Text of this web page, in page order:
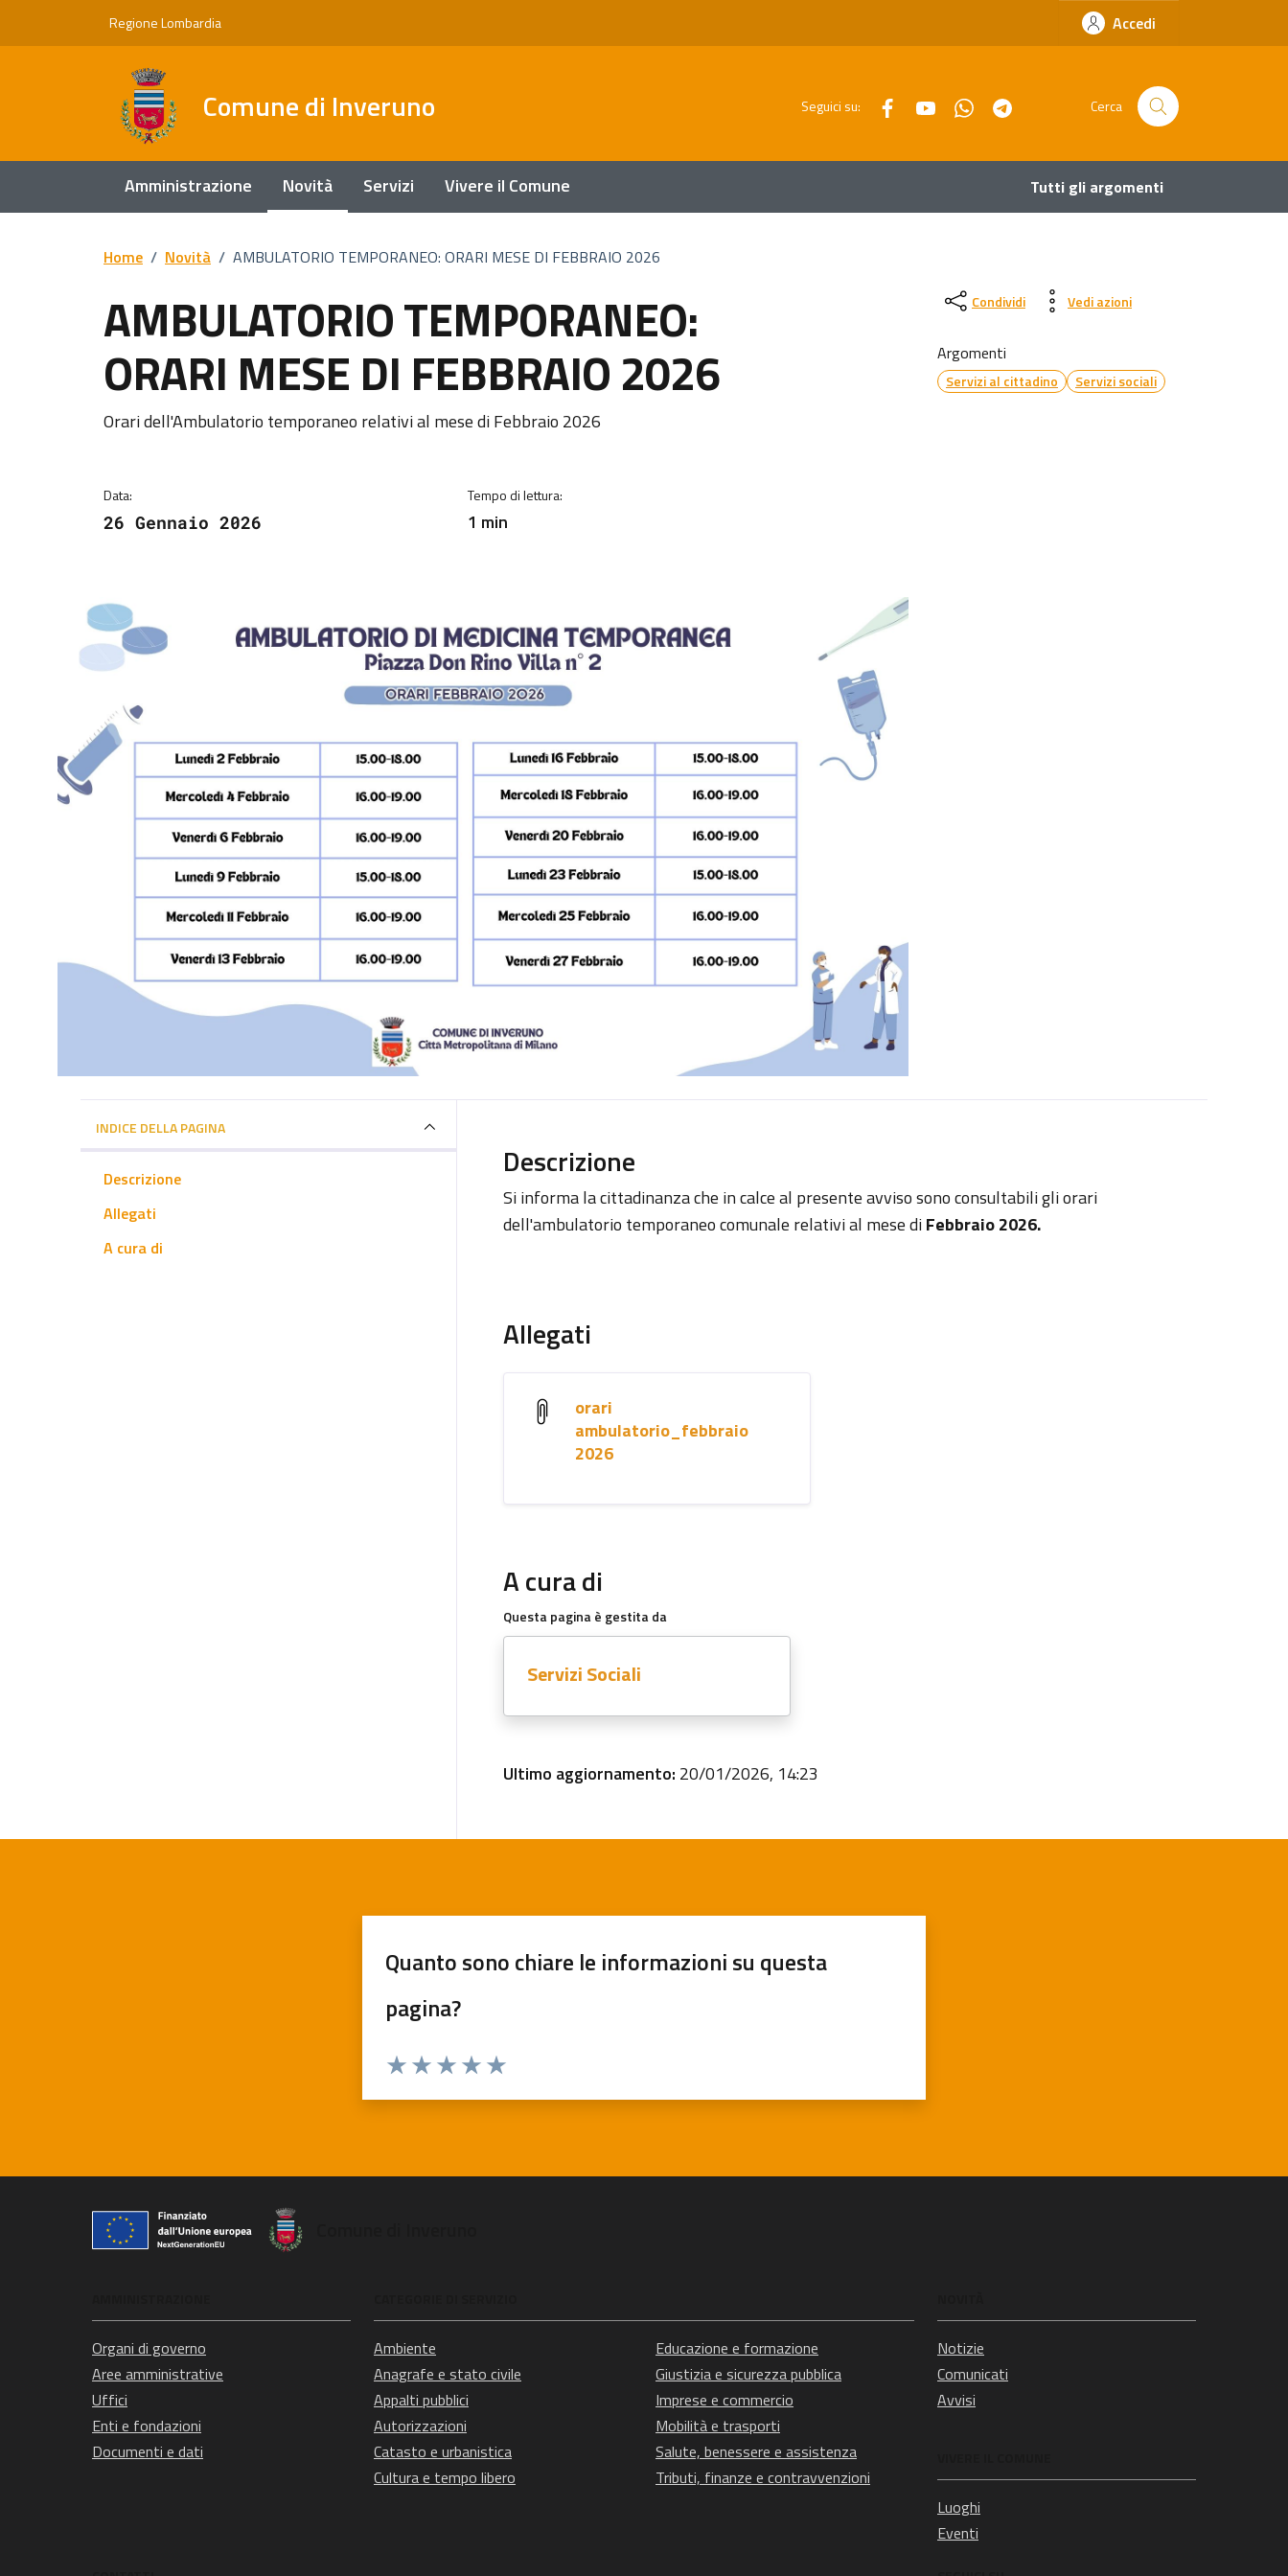
Vai ai contenutiRegione Lombardia Accedi
Comune di Inveruno Seguici su: FacebookYouTubeWhatsapp Cerca
Amministrazione Novità Servizi Vivere il Comune Tutti gli argomenti
Home / Novità / AMBULATORIO TEMPORANEO: ORARI MESE DI FEBBRAIO 2026
AMBULATORIO TEMPORANEO:
ORARI MESE DI FEBBRAIO 2026
Dettagli della notizia
Orari dell'Ambulatorio temporaneo relativi al mese di Febbraio 2026
Data:
26 Gennaio 2026
Tempo di lettura:
1 min
Condividi Vedi azioni
Argomenti
Servizi al cittadino Servizi sociali
INDICE DELLA PAGINA
Descrizione
Allegati
A cura di
Descrizione
Si informa la cittadinanza che in calce al presente avviso sono consultabili gli orari
dell'ambulatorio temporaneo comunale relativi al mese diFebbraio 2026.
Allegati
orari
ambulatorio_febbraio
2026
A cura di
Questa pagina è gestita da
Servizi Sociali
Ultimo aggiornamento: 20/01/2026, 14:23
Quanto sono chiare le informazioni su questa
pagina?
Organi di governo
Aree amministrative
Uffici
Enti e fondazioni
Documenti e dati
Ambiente
Anagrafe e stato civile
Appalti pubblici
Autorizzazioni
Catasto e urbanistica
Cultura e tempo libero
Educazione e formazione
Giustizia e sicurezza pubblica
Imprese e commercio
Mobilità e trasporti
Salute, benessere e assistenza
Tributi, finanze e contravvenzioni
Notizie
Comunicati
Avvisi
Luoghi
Eventi